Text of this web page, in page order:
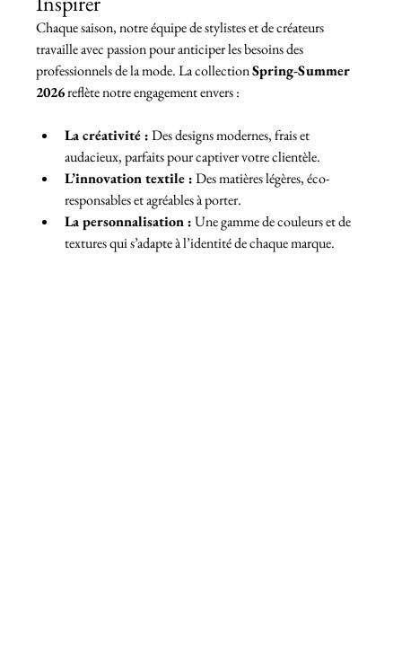
Chaque saison, notre équipe de stylistes et de créateurs
travaille avec passion pour anticiper les besoins des
professionnels de la mode. La collection Spring-Summer
2026 reflète notre engagement envers :
La créativité : Des designs modernes, frais et
audacieux, parfaits pour captiver votre clientèle.
L’innovation textile : Des matières légères, éco-
responsables et agréables à porter.
La personnalisation : Une gamme de couleurs et de
textures qui s’adapte à l’identité de chaque marque.